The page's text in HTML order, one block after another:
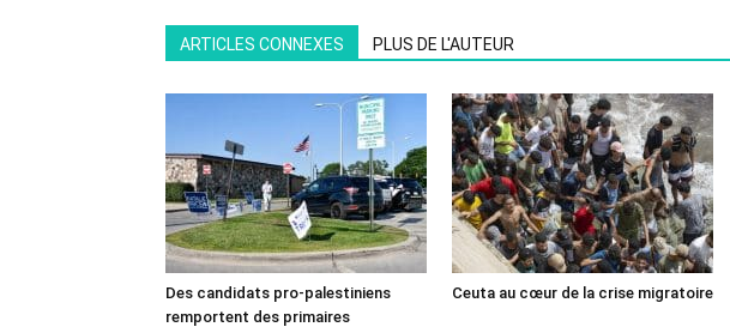
ARTICLES CONNEXES PLUS DE L'AUTEUR
Des candidats pro-palestiniens
remportent des primaires
Ceuta au cœur de la crise migratoire